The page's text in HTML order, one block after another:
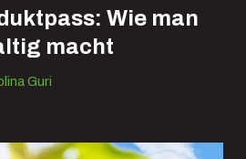
Wie man
macht
Guri